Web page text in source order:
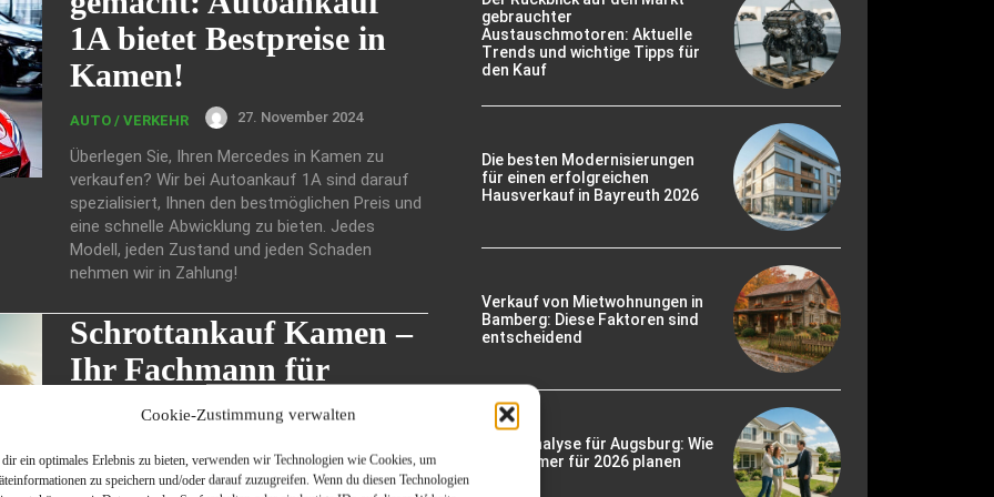
Cookie-Zustimmung verwalten
ein optimales Erlebnis zu bieten, verwenden wir Technologien wie Cookies, um
zu speichern und/oder darauf zuzugreifen. Wenn du diesen Technologien
1A bietet Bestpreise in
Kamen!
AUTO / VERKEHR 27. November 2024
Überlegen Sie, Ihren Mercedes in Kamen zu
verkaufen? Wir bei Autoankauf 1A sind darauf
spezialisiert, Ihnen den bestmöglichen Preis und
eine schnelle Abwicklung zu bieten. Jedes
Modell, jeden Zustand und jeden Schaden
nehmen wir in Zahlung!
Schrottankauf Kamen –
Ihr Fachmann für
Schrottankauf und
ALLGEMEIN 12. Juni 2024
gebrauchter
Austauschmotoren: Aktuelle
Trends und wichtige Tipps für
den Kauf
Die besten Modernisierungen
für einen erfolgreichen
Hausverkauf in Bayreuth 2026
Verkauf von Mietwohnungen in
Bamberg: Diese Faktoren sind
entscheidend
Marktanalyse für Augsburg: Wie
Eigentümer für 2026 planen